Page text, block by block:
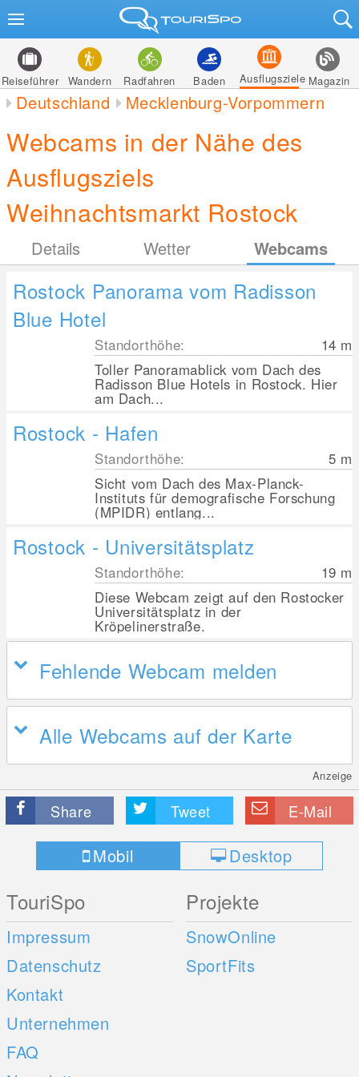
Reiseführer Wandern Radfahren Baden Ausflugsziele Magazin
Deutschland Mecklenburg-Vorpommern
Webcams in der Nähe des
Ausflugsziels
Weihnachtsmarkt Rostock
Details Wetter Webcams
Rostock Panorama vom Radisson
Blue Hotel
Standorthöhe: 14 m
Toller Panoramablick vom Dach des
Radisson Blue Hotels in Rostock. Hier
am Dach...
Rostock - Hafen
Standorthöhe: 5 m
Sicht vom Dach des Max-Planck-
Instituts für demografische Forschung
(MPIDR) entlang...
Rostock - Universitätsplatz
Standorthöhe: 19 m
Diese Webcam zeigt auf den Rostocker
Universitätsplatz in der
Kröpelinerstraße.
Fehlende Webcam melden
Alle Webcams auf der Karte
Anzeige
Share Tweet E-Mail
Mobil Desktop
TouriSpo
Impressum
Datenschutz
Kontakt
Unternehmen
FAQ
Projekte
SnowOnline
SportFits